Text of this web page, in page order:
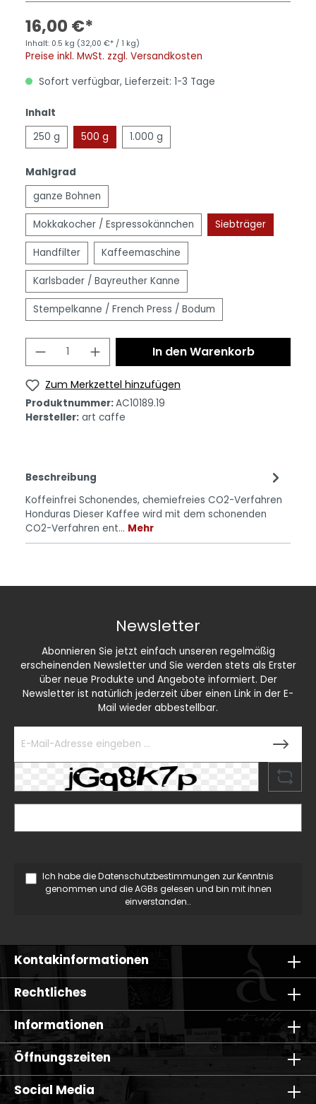
16,00 €*
Inhalt: 0.5 kg (32,00 €* / 1 kg)
Preise inkl. MwSt. zzgl. Versandkosten
Sofort verfügbar, Lieferzeit: 1-3 Tage
Inhalt
250 g
500 g 1.000 g
Mahlgrad
ganze Bohnen
Mokkakocher / Espressokännchen Siebträger
Handfilter Kaffeemaschine
Karlsbader / Bayreuther Kanne
Stempelkanne / French Press / Bodum
In den Warenkorb
Zum Merkzettel hinzufügen
Produktnummer:AC10189.19
Hersteller: art caffe
Beschreibung
Koffeinfrei Schonendes, chemiefreies CO2-Verfahren
Honduras Dieser Kaffee wird mit dem schonenden
CO2-Verfahren ent… Mehr
Newsletter
Abonnieren Sie jetzt einfach unseren regelmäßig
erscheinenden Newsletter und Sie werden stets als Erster
über neue Produkte und Angebote informiert. Der
Newsletter ist natürlich jederzeit über einen Link in der E-
Mail wieder abbestellbar.
Ich habe dieDatenschutzbestimmungen zur Kenntnis
genommen und dieAGBs gelesen und bin mit ihnen
einverstanden..
Kontakinformationen
Rechtliches
Informationen
Öffnungszeiten
Social Media